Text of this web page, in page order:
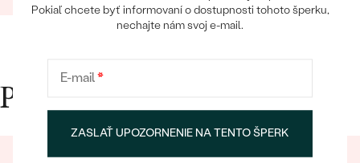
Prečo nakupovať v Eppi
Pokiaľ chcete byť informovaní o dostupnosti tohoto šperku,
nechajte nám svoj e-mail.
E-mail*
ZASLAŤ UPOZORNENIE NA TENTO ŠPERK